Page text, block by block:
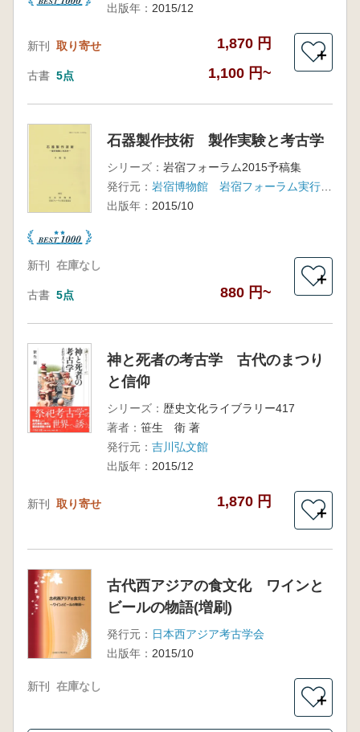
出版年： 2015/12
新刊 取り寄せ 1,870 円
古書 5点 1,100 円~
＋
石器製作技術 製作実験と考古学
シリーズ： 岩宿フォーラム2015予稿集
発行元：
岩宿博物館 岩宿フォーラム実行委員会
出版年： 2015/10
新刊 在庫なし
古書 5点 880 円~
＋
神と死者の考古学 古代のまつり
と信仰
シリーズ： 歴史文化ライブラリー417
著者： 笹生 衛 著
発行元： 吉川弘文館
出版年： 2015/12
新刊 取り寄せ 1,870 円
＋
古代西アジアの食文化 ワインと
ビールの物語(増刷)
発行元： 日本西アジア考古学会
出版年： 2015/10
新刊 在庫なし
＋